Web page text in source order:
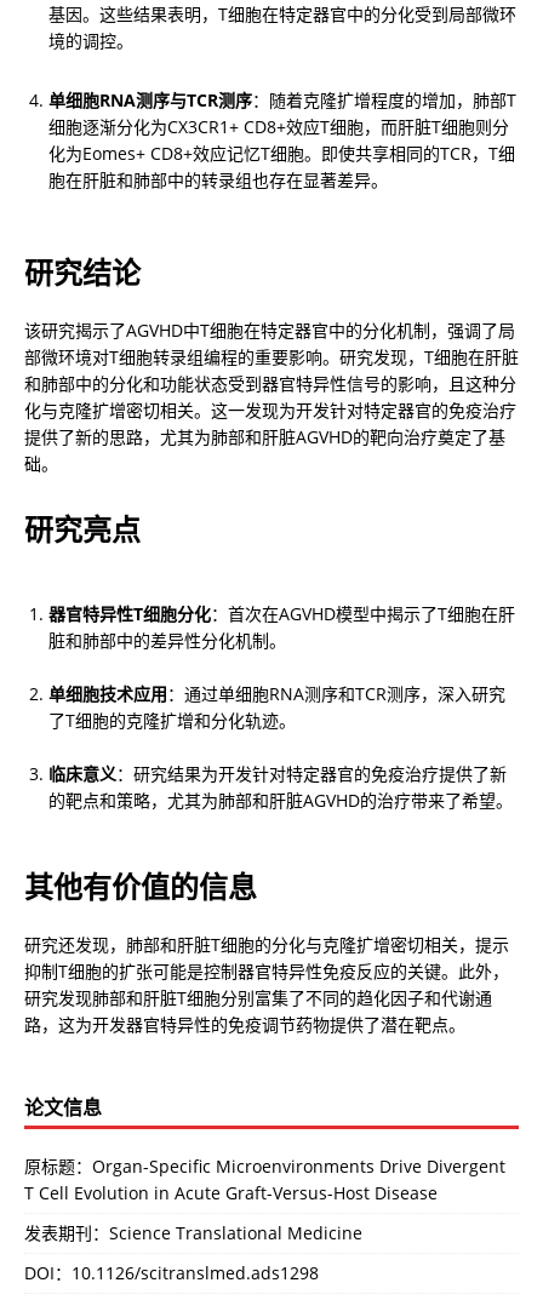
基因。这些结果表明，T细胞在特定器官中的分化受到局部微环
境的调控。
单细胞RNA测序与TCR测序：随着克隆扩增程度的增加，肺部T
细胞逐渐分化为CX3CR1+ CD8+效应T细胞，而肝脏T细胞则分
化为Eomes+ CD8+效应记忆T细胞。即使共享相同的TCR，T细
胞在肝脏和肺部中的转录组也存在显著差异。
研究结论
该研究揭示了AGVHD中T细胞在特定器官中的分化机制，强调了局
部微环境对T细胞转录组编程的重要影响。研究发现，T细胞在肝脏
和肺部中的分化和功能状态受到器官特异性信号的影响，且这种分
化与克隆扩增密切相关。这一发现为开发针对特定器官的免疫治疗
提供了新的思路，尤其为肺部和肝脏AGVHD的靶向治疗奠定了基
础。
研究亮点
器官特异性T细胞分化：首次在AGVHD模型中揭示了T细胞在肝
脏和肺部中的差异性分化机制。
单细胞技术应用：通过单细胞RNA测序和TCR测序，深入研究
了T细胞的克隆扩增和分化轨迹。
临床意义：研究结果为开发针对特定器官的免疫治疗提供了新
的靶点和策略，尤其为肺部和肝脏AGVHD的治疗带来了希望。
其他有价值的信息
研究还发现，肺部和肝脏T细胞的分化与克隆扩增密切相关，提示
抑制T细胞的扩张可能是控制器官特异性免疫反应的关键。此外，
研究发现肺部和肝脏T细胞分别富集了不同的趋化因子和代谢通
路，这为开发器官特异性的免疫调节药物提供了潜在靶点。
论文信息
原标题：Organ-Specific Microenvironments Drive Divergent
T Cell Evolution in Acute Graft-Versus-Host Disease
发表期刊：Science Translational Medicine
DOI： 10.1126/scitranslmed.ads1298